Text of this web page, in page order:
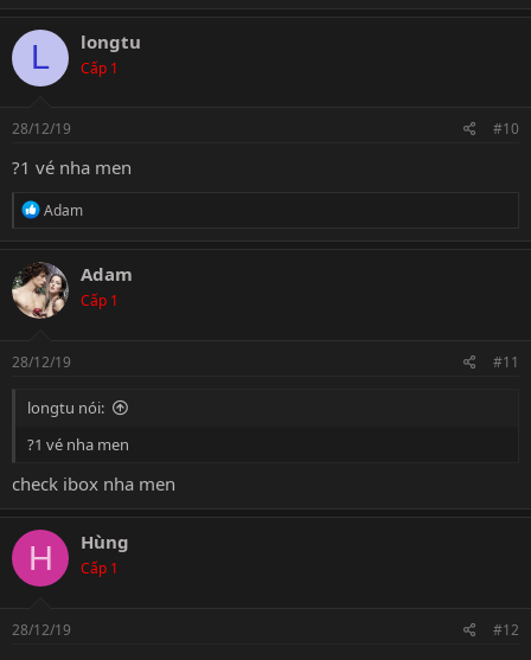
L longtu
Cấp 1
28/12/19 #10
?1 vé nha men
R
c
t
i
o
s
Adam
Adam
Cấp 1
28/12/19 #11
longtu nói:
?1 vé nha men
check ibox nha men
H Hùng
Cấp 1
28/12/19 #12